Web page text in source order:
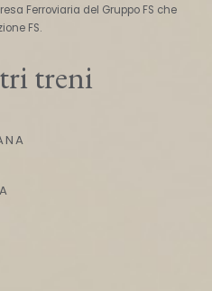
Ferroviaria del Gruppo FS che
FS.
treni